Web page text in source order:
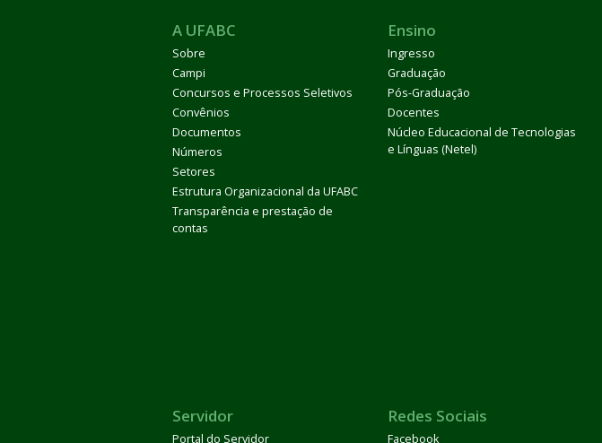
A UFABC
Sobre
Campi
Concursos e Processos Seletivos
Convênios
Documentos
Números
Setores
Estrutura Organizacional da UFABC
Transparência e prestação de
contas
Ensino
Ingresso
Graduação
Pós-Graduação
Docentes
Núcleo Educacional de Tecnologias
e Línguas (Netel)
Servidor
Portal do Servidor
Redes Sociais
Facebook